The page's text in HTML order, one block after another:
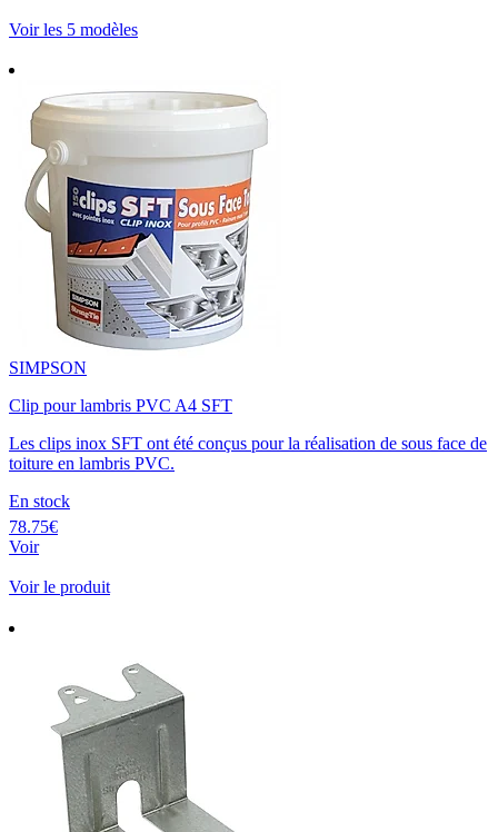
Voir les 5 modèles
SIMPSON
Clip pour lambris PVC A4 SFT
Les clips inox SFT ont été conçus pour la réalisation de sous face de
toiture en lambris PVC.
En stock
78.75€
Voir
Voir le produit